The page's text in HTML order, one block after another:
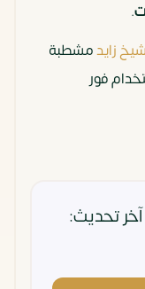
.
زايدمشطبة
فور
آخر تحديث: